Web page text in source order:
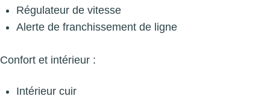
Régulateur de vitesse
Alerte de franchissement de ligne
Confort et intérieur :
Intérieur cuir